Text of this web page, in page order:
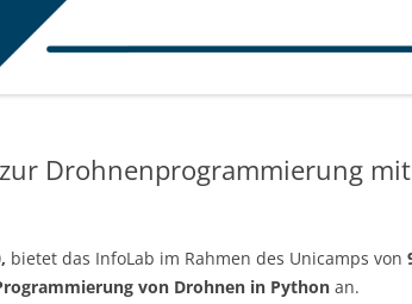
Drohnenprogrammierung mit
bietet das InfoLab im Rahmen des Unicamps von
von Drohnen in Python an.